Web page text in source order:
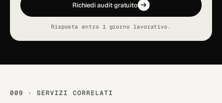
Richiedi audit gratuito
Risposta entro 1 giorno lavorativo.
009 · SERVIZI CORRELATI